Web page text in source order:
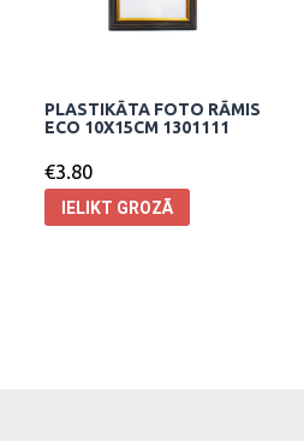
PLASTIKĀTA FOTO RĀMIS
ECO 10X15CM 1301111
€3.80
IELIKT GROZĀ